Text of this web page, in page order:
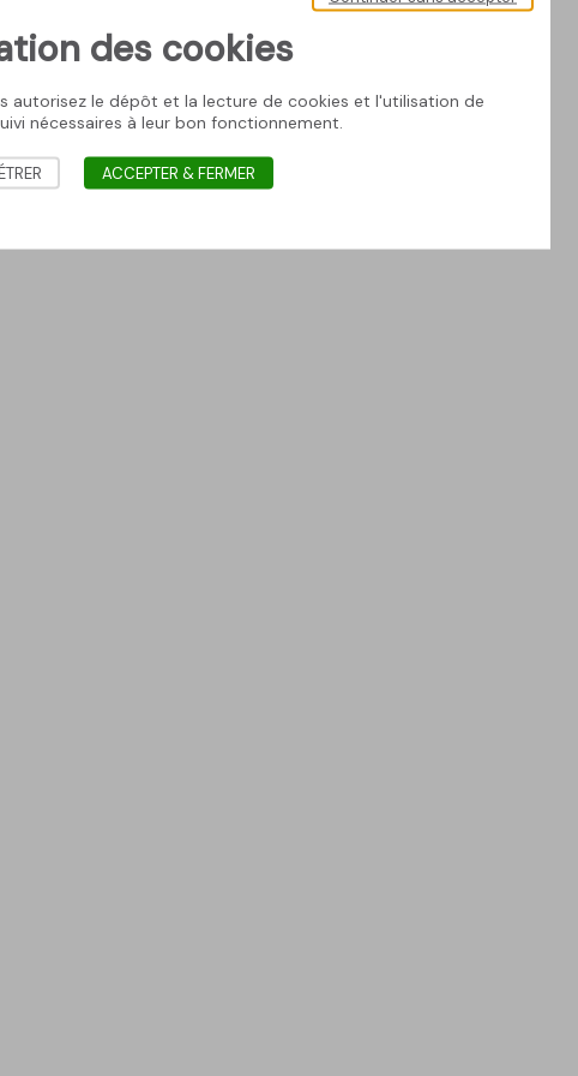
des cookies
autorisez le dépôt et la lecture de cookies et l'utilisation de
nécessaires à leur bon fonctionnement.
ACCEPTER & FERMER